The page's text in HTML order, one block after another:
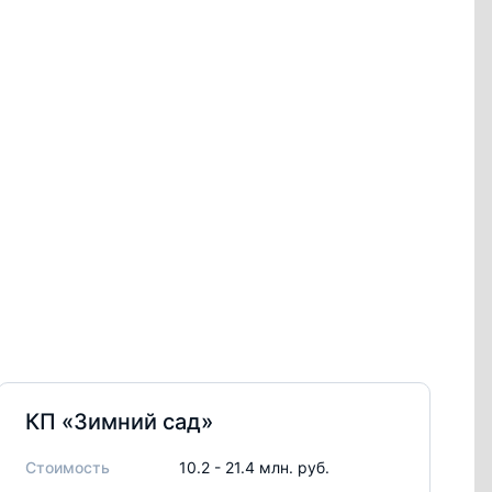
КП «Зимний сад»
Стоимость
10.2 - 21.4 млн. руб.